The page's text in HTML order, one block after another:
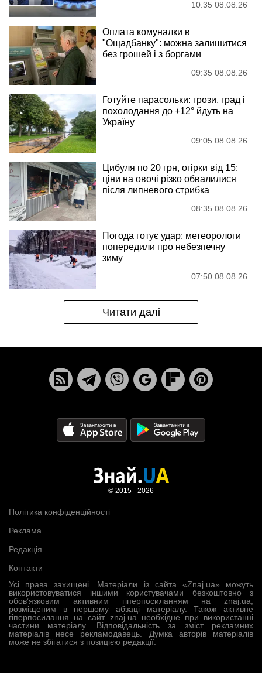
10:35 08.08.26
Оплата комуналки в
"Ощадбанку": можна залишитися
без грошей і з боргами
09:35 08.08.26
Готуйте парасольки: грози, град і
похолодання до +12° йдуть на
Україну
09:05 08.08.26
Цибуля по 20 грн, огірки від 15:
ціни на овочі різко обвалилися
після липневого стрибка
08:35 08.08.26
Погода готує удар: метеорологи
попередили про небезпечну
зиму
07:50 08.08.26
Читати далі
Усі права захищені. Матеріали із сайта «Znaj.ua» можуть
використовуватися іншими користувачами безкоштовно з
обов’язковим активним гіперпосиланням на znaj.ua,
розміщеним в першому абзаці матеріалу. Також активне
гіперпосилання на сайт znaj.ua необхідне при використанні
частини матеріалу. Відповідальність за зміст рекламних
матеріалів несе рекламодавець. Думка авторів матеріалів
може не збігатися з позицією редакції.
Політика конфіденційності
Реклама
Редакція
Контакти
© 2015 - 2026